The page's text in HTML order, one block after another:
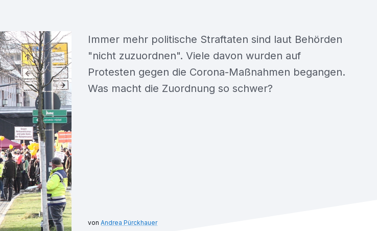
Andrea Pürckhauer
Immer mehr politische Straftaten sind laut Behörden
"nicht zuzuordnen". Viele davon wurden auf
Protesten gegen die Corona-Maßnahmen begangen.
Was macht die Zuordnung so schwer?